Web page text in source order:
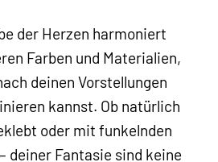
der Herzen harmoniert
Farben und Materialien,
deinen Vorstellungen
kannst. Ob natürlich
oder mit funkelnden
deiner Fantasie sind keine